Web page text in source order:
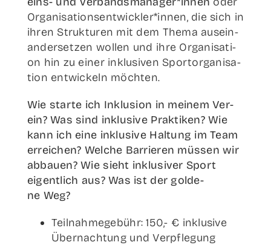
Organisationsentwickler*innen, die sich in
ihren Struk­tu­ren mit dem The­ma aus­ein­
an­der­set­zen wol­len und ihre Orga­ni­sa­ti­
on hin zu einer inklu­si­ven Sport­or­ga­ni­sa­
ti­on ent­wi­ckeln möchten.
Wie star­te ich Inklu­si­on in mei­nem Ver­
ein? Was sind inklu­si­ve Prak­ti­ken? Wie
kann ich eine inklu­si­ve Hal­tung im Team
errei­chen? Wel­che Bar­rie­ren müs­sen wir
abbau­en? Wie sieht inklu­si­ver Sport
eigent­lich aus? Was ist der gol­de­
ne Weg?
Teil­nah­me­ge­bühr: 150,- € inklu­si­ve
Über­nach­tung und Verpflegung